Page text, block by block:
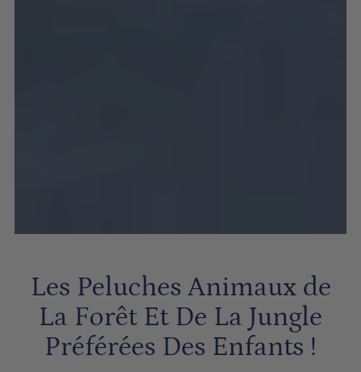
Les Peluches Animaux de
La Forêt Et De La Jungle
Préférées Des Enfants !